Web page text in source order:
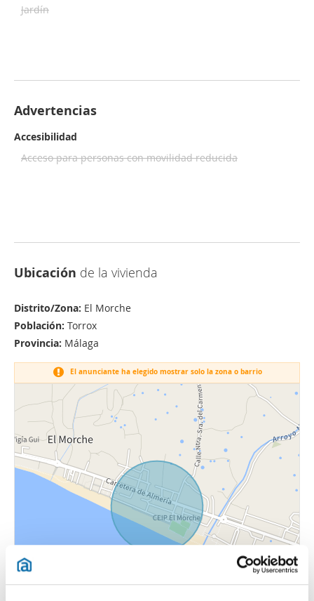
Jardín
Advertencias
Accesibilidad
Acceso para personas con movilidad reducida
Ubicación de la vivienda
Distrito/Zona: El Morche
Población: Torrox
Provincia: Málaga
El anunciante ha elegido mostrar solo la zona o barrio